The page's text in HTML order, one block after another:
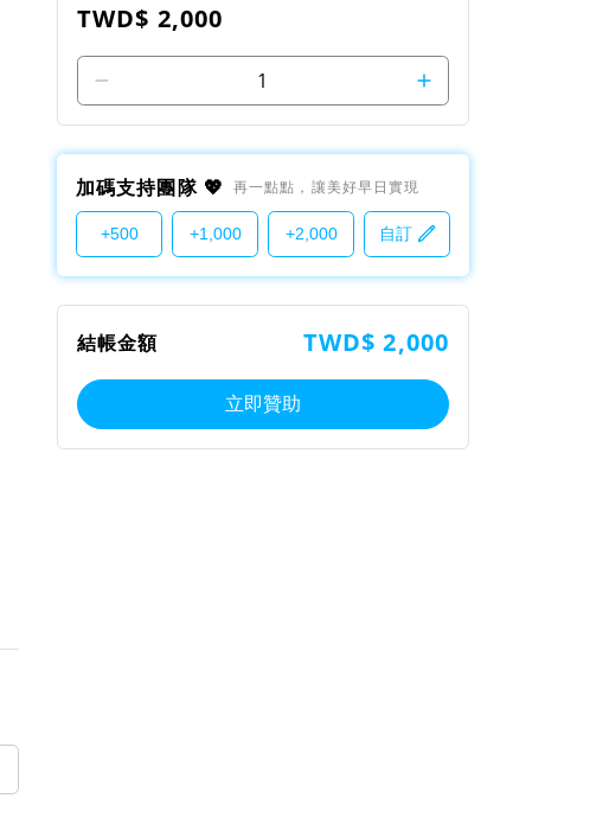
TWD$ 2,000
1
加碼支持團隊 💖 再一點點，讓美好早日實現
+500 +1,000 +2,000 自訂
結帳金額 TWD$ 2,000
立即贊助